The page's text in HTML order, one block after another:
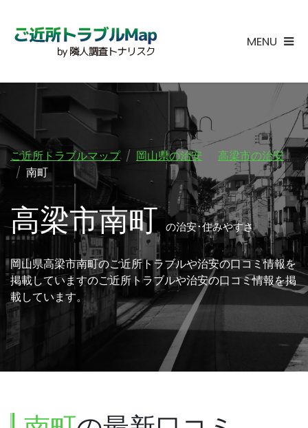
MENU
ご近所トラブルマップ 岡山県の治安
高梁市の治安
南町
高梁市南町の治安･住みやすさ
岡山県高梁市南町のご近所トラブルや治安の口コミ情報を
掲載していますのご近所トラブルや治安の口コミ情報を掲
載しています。